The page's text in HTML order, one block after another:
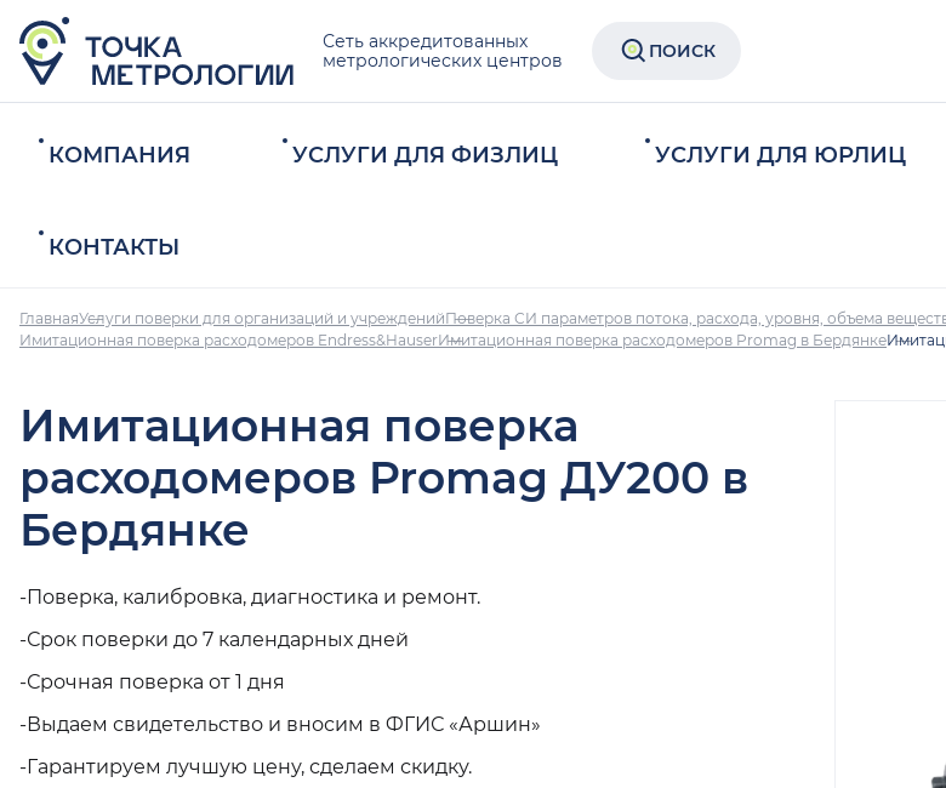
Сеть аккредитованных
метрологических центров
ПОИСК
КОМПАНИЯ УСЛУГИ ДЛЯ ФИЗЛИЦ УСЛУГИ ДЛЯ ЮРЛИЦ
КОНТАКТЫ
ГлавнаяУслуги поверки для организаций и учрежденийПоверка СИ параметров потока, расхода, уровня, объема
Имитационная поверка расходомеров Endress&HauserИмитационная поверка расходомеров Promag в Бердянке
Имитационная поверка
расходомеров Promag ДУ200 в
Бердянке
-Поверка, калибровка, диагностика и ремонт.
-Срок поверки до 7 календарных дней
-Срочная поверка от 1 дня
-Выдаем свидетельство и вносим в ФГИС «Аршин»
-Гарантируем лучшую цену, сделаем скидку.